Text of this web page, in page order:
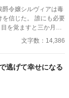
を覚ますと三か月前
文字数：14,386
逃げて幸せになる